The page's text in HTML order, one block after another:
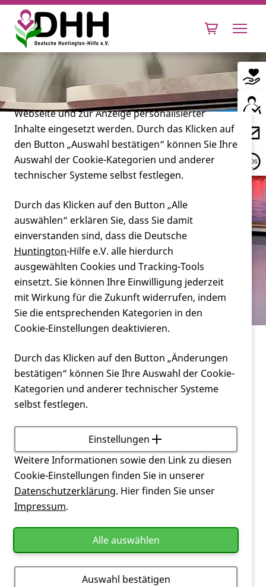
Leben mit Huntington
Forschung
Miteinander
Verein
Service
Live bei Landesschau SWR RP
Live bei der Landesschau SWR RP
Cookie-Einstellungen
Diese Webseite setzt verschiedene Cookies und
Tracking-Tools ein. Dies beinhaltet Cookies und
Tracking-Tools, die für den Betrieb der Webseite
technisch notwendig sind, die zu statistischen
Zwecken sowie zur besseren Bedienbarkeit der
Webseite und zur Anzeige personalisierter
Inhalte eingesetzt werden. Durch das Klicken auf
den Button „Auswahl bestätigen“ können Sie Ihre
Auswahl der Cookie-Kategorien und anderer
technischer Systeme selbst festlegen.
Durch das Klicken auf den Button „Alle
auswählen“ erklären Sie, dass Sie damit
einverstanden sind, dass die Deutsche
Huntington-Hilfe e.V. alle hierdurch
ausgewählten Cookies und Tracking-Tools
einsetzt. Sie können Ihre Einwilligung jederzeit
mit Wirkung für die Zukunft widerrufen, indem
Sie die entsprechenden Kategorien in den
Cookie-Einstellungen deaktivieren.
Durch das Klicken auf den Button „Änderungen
bestätigen“ können Sie Ihre Auswahl der Cookie-
Kategorien und anderer technischer Systeme
selbst festlegen.
Einstellungen
Weitere Informationen sowie den Link zu diesen
Cookie-Einstellungen finden Sie in unserer
Datenschutzerklärung. Hier finden Sie unser
Impressum.
Alle auswählen
Auswahl bestätigen